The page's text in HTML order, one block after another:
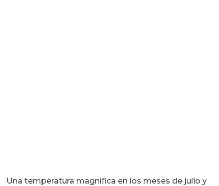
Una temperatura magnífica en los meses de julio y